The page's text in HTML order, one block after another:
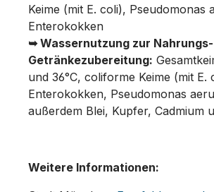
Keime (mit E. coli), Pseudomonas
Enterokokken
➥ Wassernutzung zur
Getränkezubereitung:
und 36°C, coliforme Keime (mit E.
Enterokokken, Pseudomonas
außerdem Blei, Kupfer, Cadmium
Weitere Informationen: